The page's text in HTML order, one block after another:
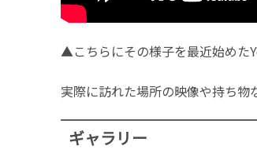
▲こちらにその様子を最近始めた
実際に訪れた場所の映像や持ち物
ギャラリー